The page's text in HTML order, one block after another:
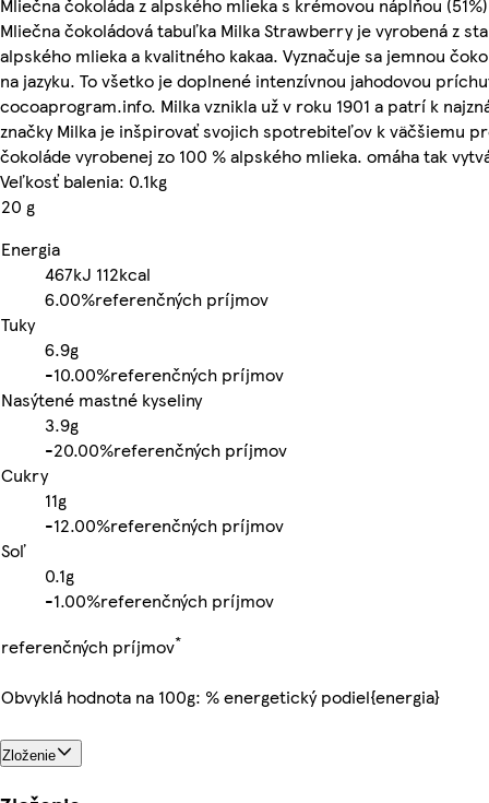
Mliečna čokoládová tabuľka Milka Strawberry je vyrobená z
alpského mlieka a kvalitného kakaa. Vyznačuje sa jemnou
na jazyku. To všetko je doplnené intenzívnou jahodovou
cocoaprogram.info. Milka vznikla už v roku 1901 a patrí k
značky Milka je inšpirovať svojich spotrebiteľov k väčšiemu
čokoláde vyrobenej zo 100 % alpského mlieka. omáha tak
Veľkosť balenia: 0.1kg
20 g
Energia
467kJ 112kcal
6.00%referenčných príjmov
Tuky
6.9g
-10.00%referenčných príjmov
Nasýtené mastné kyseliny
3.9g
-20.00%referenčných príjmov
Cukry
11g
-12.00%referenčných príjmov
Soľ
0.1g
-1.00%referenčných príjmov
referenčných príjmov*
Obvyklá hodnota na 100g: % energetický podiel{energia}
Zloženie